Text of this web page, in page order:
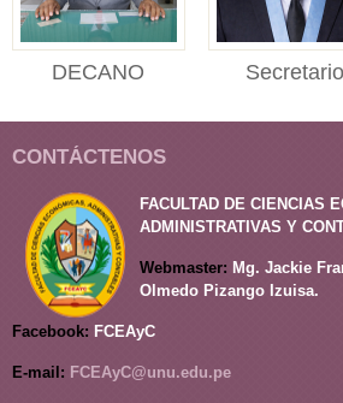
DECANO
Ciencias Económicas,
Administr...
Secretario
CONTÁCTENOS
FACULTAD DE CIENCIAS
ADMINISTRATIVAS Y
Webmaster: Mg. Jackie
Olmedo Pizango Izuisa.
Facebook: FCEAyC
E-mail: FCEAyC@unu.edu.pe